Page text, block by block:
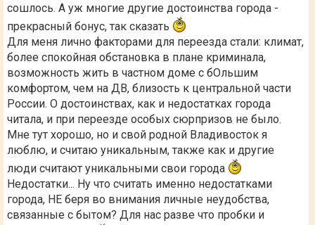
сошлось. А уж многие другие достоинства города -
прекрасный бонус, так сказать
Для меня лично факторами для переезда стали: климат,
более спокойная обстановка в плане криминала,
возможность жить в частном доме с бОльшим
комфортом, чем на ДВ, близость к центральной части
России. О достоинствах, как и недостатках города
читала, и при переезде особых сюрпризов не было.
Мне тут хорошо, но и свой родной Владивосток я
люблю, и считаю уникальным, также как и другие
люди считают уникальными свои города
Недостатки... Ну что считать именно недостатками
города, НЕ беря во внимания личные неудобства,
связанные с бытом? Для нас разве что пробки и